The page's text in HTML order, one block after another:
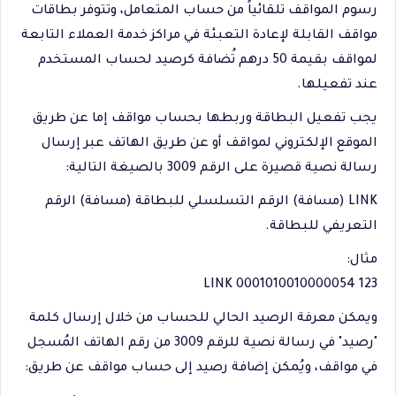
رسوم المواقف تلقائياً من حساب المتعامل، وتتوفر بطاقات
مواقف القابلة لإعادة التعبئة في مراكز خدمة العملاء التابعة
لمواقف بقيمة 50 درهم تُضافة كرصيد لحساب المستخدم
عند تفعيلها.
يجب تفعيل البطاقة وربطها بحساب مواقف إما عن طريق
الموقع الإلكتروني لمواقف أو عن طريق الهاتف عبر إرسال
رسالة نصية قصيرة على الرقم 3009 بالصيغة التالية:
LINK (مسافة) الرقم التسلسلي للبطاقة (مسافة) الرقم
التعريفي للبطاقة.
مثال:
LINK 0001010010000054 123
ويمكن معرفة الرصيد الحالي للحساب من خلال إرسال كلمة
"رصيد" في رسالة نصية للرقم 3009 من رقم الهاتف المُسجل
في مواقف، ويُمكن إضافة رصيد إلى حساب مواقف عن طريق: